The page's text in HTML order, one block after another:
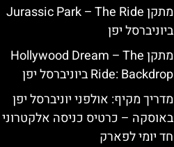
מתקן Jurassic Park – The Ride
ביוניברסל יפן
מתקן Hollywood Dream – The
Ride: Backdrop ביוניברסל יפן
מדריך מקיף: אולפני יוניברסל יפן
באוסקה – כרטיס כניסה אלקטרוני
חד יומי לפארק